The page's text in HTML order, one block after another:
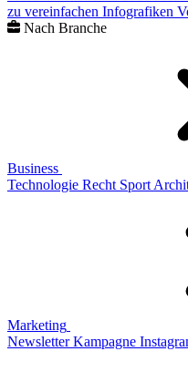
zu vereinfachen Infografiken
Nach Branche
Business
Technologie Recht Sport
Marketing
Newsletter Kampagne